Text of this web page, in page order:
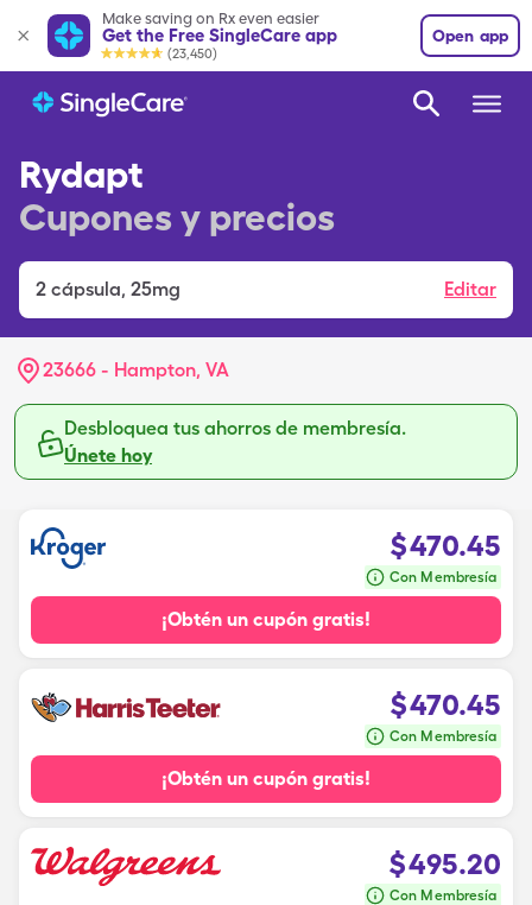
Make saving on Rx even easier
Get the Free SingleCare app
(23,450)
Open app
Rydapt
Cupones y precios
2 cápsula, 25mg Editar
23666 - Hampton, VA
Desbloquea tus ahorros de membresía.
Únete hoy
$470.45
Con Membresía
¡Obtén un cupón gratis!
$470.45
Con Membresía
¡Obtén un cupón gratis!
$495.20
Con Membresía